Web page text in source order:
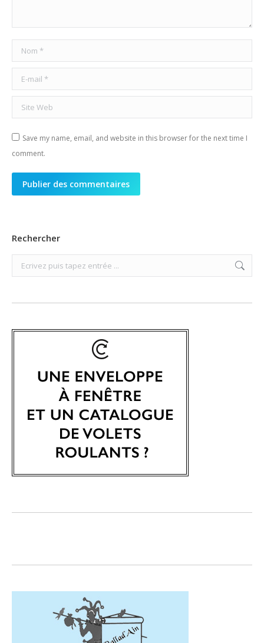
Nom *
E-mail *
Site Web
Save my name, email, and website in this browser for the next time I
comment.
Publier des commentaires
Rechercher
Search: